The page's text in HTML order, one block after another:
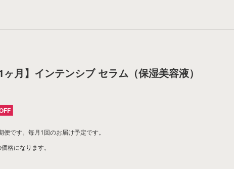
ヶ月】インテンシブ セラム（保湿美容液）
便です。毎月1回のお届け予定です。
格になります。